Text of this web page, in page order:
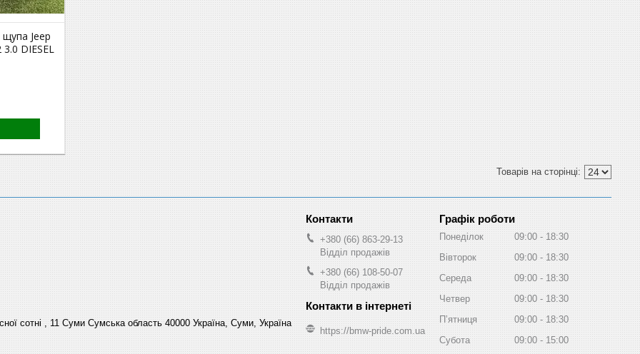
Jeep
DIESEL
сотні , 11 Суми Сумська область 40000 Україна, Суми, Україна
+380 (66) 863-29-13
Відділ продажів
+380 (66) 108-50-07
Відділ продажів
https://bmw-pride.com.ua
Графік роботи
Понеділок 09:00
18:30
Вівторок
09:00
18:30
Середа
09:00
18:30
Четвер
09:00
18:30
Пʼятниця
09:00
18:30
Субота
09:00
15:00